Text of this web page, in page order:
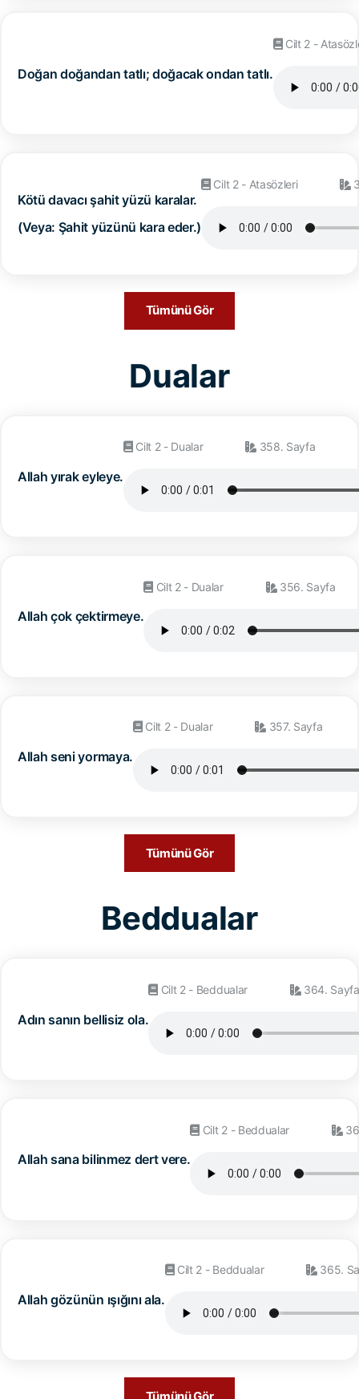
Doğan doğandan tatlı; doğacak ondan tatlı.
Cilt 2 -
Kötü davacı şahit yüzü karalar.
(Veya: Şahit yüzünü kara eder.)
Cilt 2 - Atasözleri
Tümünü Gör
Dualar
Allah yırak eyleye.
Cilt 2 - Dualar 358. Sayfa
Allah çok çektirmeye.
Cilt 2 - Dualar 356. Sayfa
Allah seni yormaya.
Cilt 2 - Dualar 357. Sayfa
Tümünü Gör
Beddualar
Adın sanın bellisiz ola.
Cilt 2 - Beddualar 364. Sayfa
Allah sana bilinmez dert vere.
Cilt 2 - Beddualar
Allah gözünün ışığını ala.
Cilt 2 - Beddualar 365.